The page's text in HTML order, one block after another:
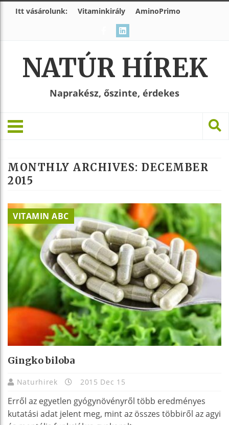
Itt vásárolunk: Vitaminkirály AminoPrimo
NATÚR HÍREK
Naprakész, őszinte, érdekes
MONTHLY ARCHIVES: DECEMBER
2015
VITAMIN ABC
Gingko biloba
Naturhirek 2015 Dec 15
Erről az egyetlen gyógynövényről több eredményes
kutatási adat jelent meg, mint az összes többiről az agyi